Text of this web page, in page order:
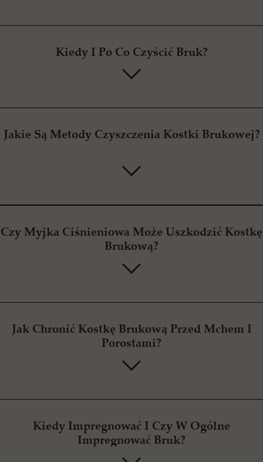
Jakie Są Metody Czyszczenia Kostki Brukowej?
Kiedy I Po Co Czyścić Bruk?
Kiedy Impregnować I Czy W Ogólne
Impregnować Bruk?
Jak Chronić Kostkę Brukową Przed Mchem I
Porostami?
Czy Myjka Ciśnieniowa Może Uszkodzić Kostkę
Brukową?